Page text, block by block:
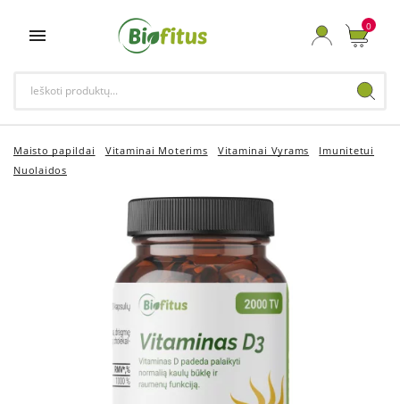
 0
Maisto papildai Vitaminai Moterims Vitaminai Vyrams
Imunitetui
Nuolaidos